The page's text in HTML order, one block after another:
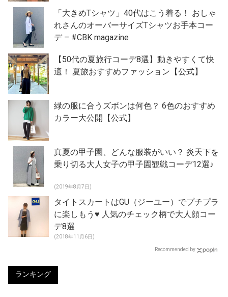
「大きめTシャツ」40代はこう着る！ おしゃ
れさんのオーバーサイズTシャツお手本コー
デ – #CBK magazine
【50代の夏旅行コーデ8選】動きやすくて快
適！ 夏旅おすすめファッション【公式】
緑の服に合うズボンは何色？ 6色のおすすめ
カラー大公開【公式】
真夏の甲子園、どんな服装がいい？ 炎天下を
乗り切る大人女子の甲子園観戦コーデ12選♪
(2019年8月7日)
タイトスカートはGU（ジーユー）でプチプラ
に楽しもう♥ 人気のチェック柄で大人顔コー
デ8選
(2018年11月6日)
Recommended by
ランキング